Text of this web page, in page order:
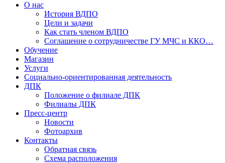
О нас
История ВДПО
Цели и задачи
Как стать членом ВДПО
Соглашение о сотрудничестве ГУ МЧС и ККО…
Обучение
Магазин
Услуги
Социально-ориентированная деятельность
ДПК
Положение о филиале ДПК
Филиалы ДПК
Пресс-центр
Новости
Фотоархив
Контакты
Обратная связь
Схема расположения